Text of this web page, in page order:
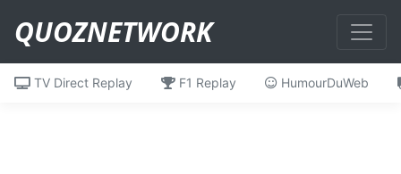
QUOZNETWORK
TV Direct Replay F1 Replay HumourDuWeb